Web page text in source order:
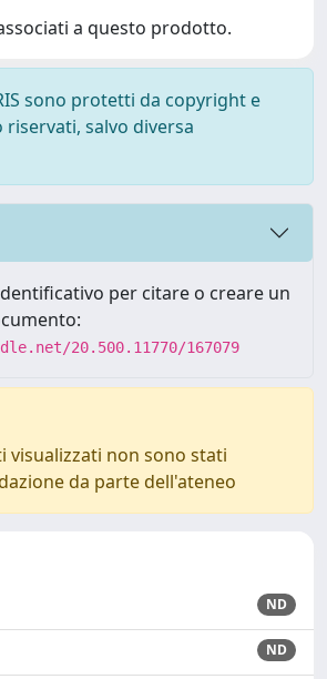
a questo prodotto.
sono protetti da copyright e
salvo diversa
per citare o creare un
20.500.11770/167079
visualizzati non sono stati
da parte dell'ateneo
ND
ND